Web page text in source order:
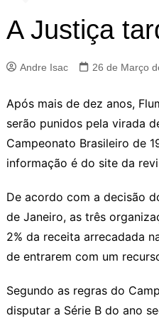
A Justiça
Andre Isac 26 de Março
Após mais de dez anos,
serão punidos pela virada
Campeonato Brasileiro de
informação é do site da
De acordo com a decisão
de Janeiro, as três
2% da receita arrecadada
de entrarem com um
Segundo as regras do
disputar a Série B do ano